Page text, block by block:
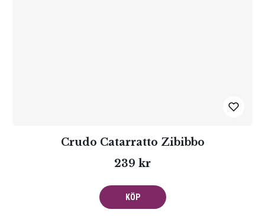
Crudo Catarratto Zibibbo
239 kr
KÖP